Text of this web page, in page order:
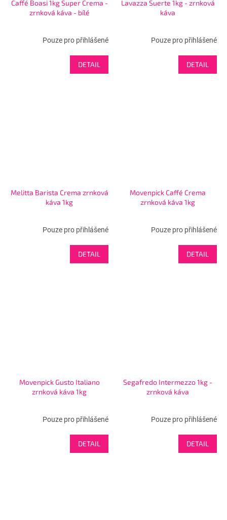
Caffé Boasi 1kg Super Crema -
zrnková káva - bílé
Pouze pro přihlášené
DETAIL
Lavazza Suerte 1kg - zrnková
káva
Pouze pro přihlášené
DETAIL
Melitta Barista Crema zrnková
káva 1kg
Pouze pro přihlášené
DETAIL
Movenpick Caffé Crema
zrnková káva 1kg
Pouze pro přihlášené
DETAIL
Movenpick Gusto Italiano
zrnková káva 1kg
Pouze pro přihlášené
DETAIL
Segafredo Intermezzo 1kg -
zrnková káva
Pouze pro přihlášené
DETAIL